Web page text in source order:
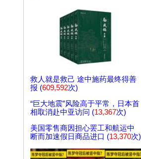
救人就是救己 途中施药最终得善
报 (609,592次)
“巨大地震”风险高于平常，日本首
相取消赴中亚访问 (13,367次)
美国零售商因担心罢工和航运中
断而加速假日商品进口 (13,370次)